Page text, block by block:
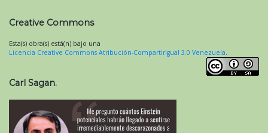
Creative Commons
Esta(s) obra(s) está(n) bajo una
Licencia Creative Commons Atribución-CompartirIgual 3.0 Venezuela.
Carl Sagan.